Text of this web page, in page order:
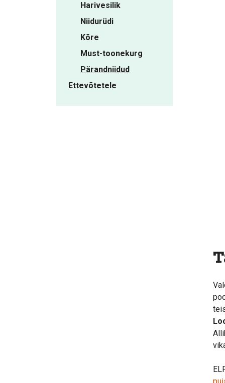
Harivesilik
Niidurüdi
Kõre
Must-toonekurg
Pärandniidud
Ettevõtetele